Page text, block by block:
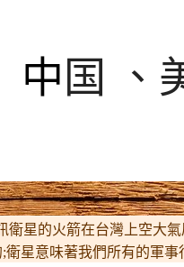
中 国 、
衛星的火箭在台灣上空大
;衛星意味著我們所有的軍